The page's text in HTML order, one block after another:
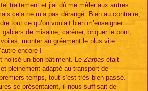
traitement et j’ai dû me mêler aux autres
cela ne m’a pas dérangé. Bien au contraire,
tout ce qu’on voulait bien m’enseigner :
de misaine, caréner, briquer le pont,
monter au gréement le plus vite
encore !
nolisé un bon bâtiment. Le Zarpas était
pleinement adapté au transport de
temps, tout s’est très bien passé.
se présentaient, il nous suffisait de